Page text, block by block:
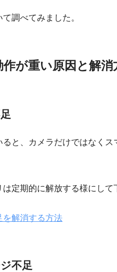
調べてみました。
が重い原因と解消
と、カメラだけではなくス
定期的に解放する様にして
を解消する方法
不足